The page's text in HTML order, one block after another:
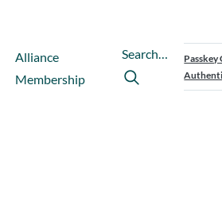
Alliance
Membership
Search…
Passkey